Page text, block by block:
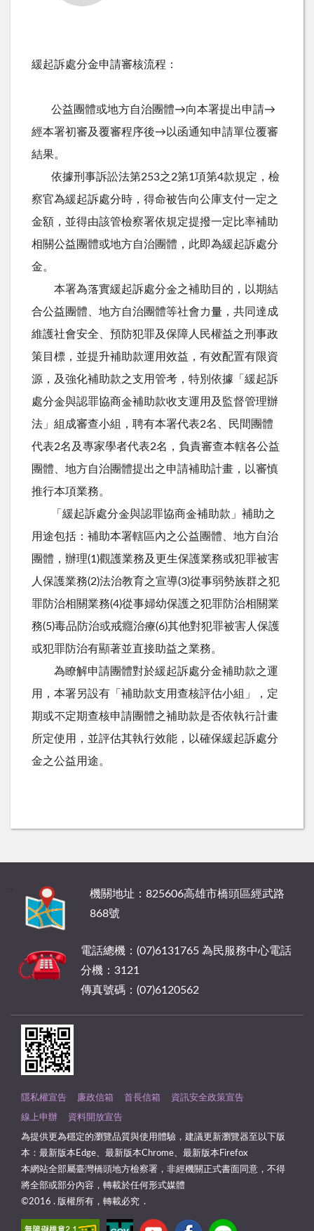
緩起訴處分金申請審核流程：
公益團體或地方自治團體→向本署提出申請→
經本署初審及覆審程序後→以函通知申請單位覆審
結果。
依據刑事訴訟法第253之2第1項第4款規定，檢
察官為緩起訴處分時，得命被告向公庫支付一定之
金額，並得由該管檢察署依規定提撥一定比率補助
相關公益團體或地方自治團體，此即為緩起訴處分
金。
本署為落實緩起訴處分金之補助目的，以期結
合公益團體、地方自治團體等社會力量，共同達成
維護社會安全、預防犯罪及保障人民權益之刑事政
策目標，並提升補助款運用效益，有效配置有限資
源，及強化補助款之支用管考，特別依據「緩起訴
處分金與認罪協商金補助款收支運用及監督管理辦
法」組成審查小組，聘有本署代表2名、民間團體
代表2名及專家學者代表2名，負責審查本轄各公益
團體、地方自治團體提出之申請補助計畫，以審慎
推行本項業務。
「緩起訴處分金與認罪協商金補助款」補助之
用途包括：補助本署轄區內之公益團體、地方自治
團體，辦理(1)觀護業務及更生保護業務或犯罪被害
人保護業務(2)法治教育之宣導(3)從事弱勢族群之犯
罪防治相關業務(4)從事婦幼保護之犯罪防治相關業
務(5)毒品防治或戒癮治療(6)其他對犯罪被害人保護
或犯罪防治有顯著並直接助益之業務。
為瞭解申請團體對於緩起訴處分金補助款之運
用，本署另設有「補助款支用查核評估小組」，定
期或不定期查核申請團體之補助款是否依執行計畫
所定使用，並評估其執行效能，以確保緩起訴處分
金之公益用途。
機關地址：825606高雄市橋頭區經武路
868號
電話總機：(07)6131765 為民服務中心電話
分機：3121
傳真號碼：(07)6120562
隱私權宣告 廉政信箱 首長信箱 資訊安全政策宣告
線上申辦 資料開放宣告
為提供更為穩定的瀏覽品質與使用體驗，建議更新瀏覽器至以下版
本：最新版本Edge、最新版本Chrome、最新版本Firefox
本網站全部屬臺灣橋頭地方檢察署，非經機關正式書面同意，不得
將全部或部分內容，轉載於任何形式媒體
©2016 . 版權所有，轉載必究 .